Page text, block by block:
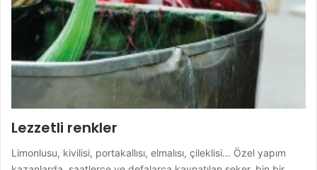
Lezzetli renkler
Limonlusu, kivilisi, portakallısı, elmalısı, çileklisi… Özel yapım